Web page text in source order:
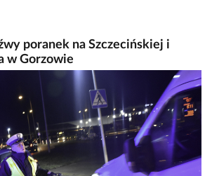
poranek na Szczecińskiej i
w Gorzowie